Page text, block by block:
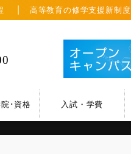
高等教育の修学支援新制度
･資格 入試・学費